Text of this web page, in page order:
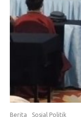
Berita Sosial Politik